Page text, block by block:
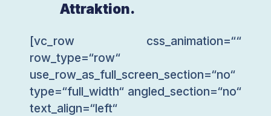
Attraktion.
[vc_row css_animation=““
row_type=“row“
use_row_as_full_screen_section=“no“
type=“full_width“ angled_section=“no“
text_align=“left“